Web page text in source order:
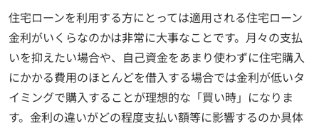
住宅ローンを利用する方にとっては適用される住宅ローン
金利がいくらなのかは非常に大事なことです。月々の支払
いを抑えたい場合や、自己資金をあまり使わずに住宅購入
にかかる費用のほとんどを借入する場合では金利が低いタ
イミングで購入することが理想的な「買い時」になりま
す。金利の違いがどの程度支払い額等に影響するのか具体